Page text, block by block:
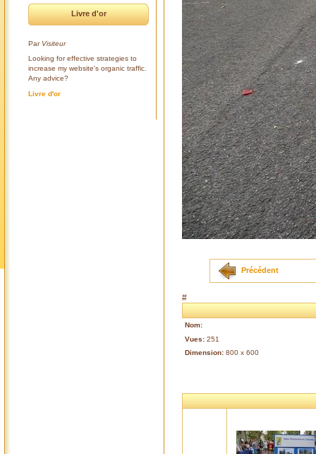
Livre d'or
Par Visiteur
Looking for effective strategies to
increase my website's organic traffic.
Any advice?
Livre d'or
Précédent
#
Nom:
Vues: 251
Dimension: 800 x 600